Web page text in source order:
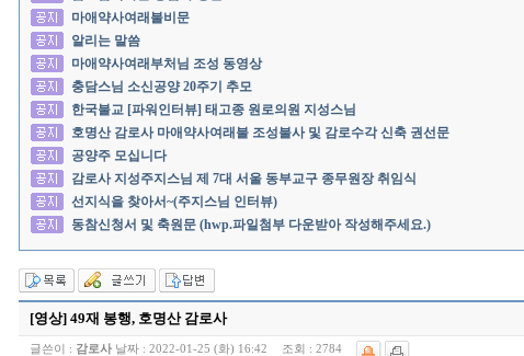
마애약사여래불비문
알리는 말씀
마애약사여래부처님 조성 동영상
충담스님 소신공양 20주기 추모
한국불교 [파워인터뷰] 태고종 원로의원 지성스님
호명산 감로사 마애약사여래불 조성불사 및 감로수각 신축 권선문
공양주 모십니다
감로사 지성주지스님 제 7대 서울 동부교구 종무원장 취임식
선지식을 찾아서~(주지스님 인터뷰)
동참신청서 및 축원문 (hwp.파일첨부 다운받아 작성해주세요.)
[영상] 49재 봉행, 호명산 감로사
글쓴이 : 감로사 날짜 : 2022-01-25 (화) 16:42 조회 : 2784